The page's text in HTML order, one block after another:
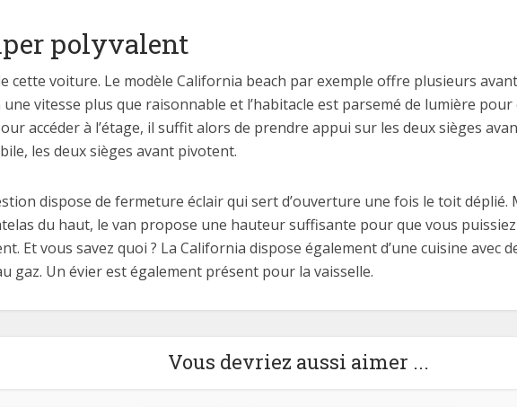
polyvalent
cette voiture. Le modèle California beach par exemple offre plusieurs
vitesse plus que raisonnable et l’habitacle est parsemé de lumière
accéder à l’étage, il suffit alors de prendre appui sur les deux sièges
les deux sièges avant pivotent.
dispose de fermeture éclair qui sert d’ouverture une fois le toit déplié.
du haut, le van propose une hauteur suffisante pour que vous
Et vous savez quoi ? La California dispose également d’une cuisine avec
gaz. Un évier est également présent pour la vaisselle.
Vous devriez aussi aimer ...